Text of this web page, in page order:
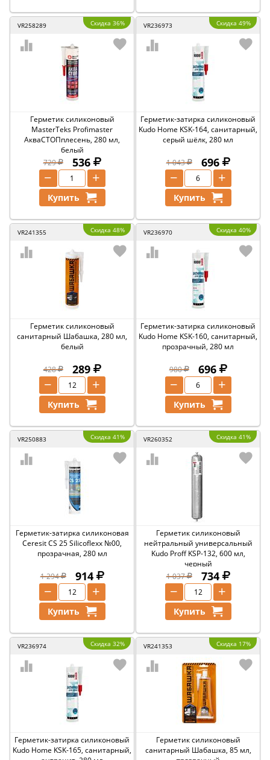
VR258289 Скидка 36%
Герметик силиконовый
MasterTeks Profimaster
АкваСТОПплесень, 280 мл,
белый
729
536
+
−
Купить
VR236973 Скидка 49%
Герметик-затирка силиконовый
Kudo Home KSK-164, санитарный,
серый шёлк, 280 мл
1 043 696
+
−
Купить
VR241355 Скидка 48%
Герметик силиконовый
санитарный Шабашка, 280 мл,
белый
428 289
+
−
Купить
VR236970 Скидка 40%
Герметик-затирка силиконовый
Kudo Home KSK-160, санитарный,
прозрачный, 280 мл
980 696
+
−
Купить
VR250883 Скидка 41%
Герметик-затирка силиконовая
Ceresit CS 25 Silicoflexx №00,
прозрачная, 280 мл
1 294 914
+
−
Купить
VR260352 Скидка 41%
Герметик силиконовый
нейтральный универсальный
Kudo Proff KSP-132, 600 мл,
черный
1 037
734
+
−
Купить
VR236974 Скидка 32%
Герметик-затирка силиконовый
Kudo Home KSK-165, санитарный,
VR241353 Скидка 17%
Герметик силиконовый
санитарный Шабашка, 85 мл,